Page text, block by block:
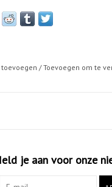
/Toevoegen om te
je aan voor onze